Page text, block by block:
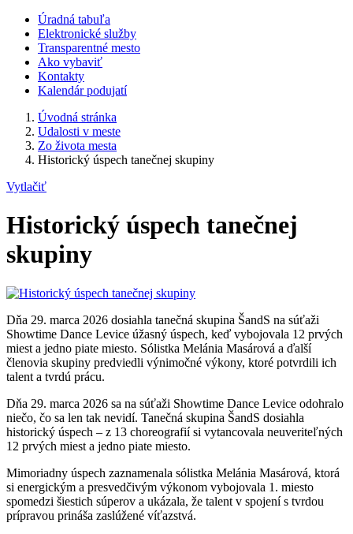
Úradná tabuľa
Elektronické služby
Transparentné mesto
Ako vybaviť
Kontakty
Kalendár podujatí
Úvodná stránka
Udalosti v meste
Zo života mesta
Historický úspech tanečnej skupiny
Vytlačiť
Historický úspech tanečnej
skupiny
Dňa 29. marca 2026 dosiahla tanečná skupina ŠandS na súťaži
Showtime Dance Levice úžasný úspech, keď vybojovala 12 prvých
miest a jedno piate miesto. Sólistka Melánia Masárová a ďalší
členovia skupiny predviedli výnimočné výkony, ktoré potvrdili ich
talent a tvrdú prácu.
Dňa 29. marca 2026 sa na súťaži Showtime Dance Levice odohralo
niečo, čo sa len tak nevidí. Tanečná skupina ŠandS dosiahla
historický úspech – z 13 choreografií si vytancovala neuveriteľných
12 prvých miest a jedno piate miesto.
Mimoriadny úspech zaznamenala sólistka Melánia Masárová, ktorá
si energickým a presvedčivým výkonom vybojovala 1. miesto
spomedzi šiestich súperov a ukázala, že talent v spojení s tvrdou
prípravou prináša zaslúžené víťazstvá.